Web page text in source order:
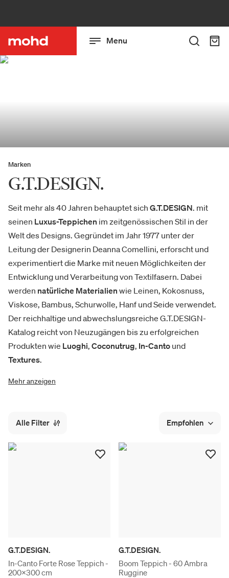
Menu
Marken
G.T.DESIGN.
Seit mehr als 40 Jahren behauptet sich G.T.DESIGN. mit
seinen Luxus-Teppichen im zeitgenössischen Stil in der
Welt des Designs. Gegründet im Jahr 1977 unter der
Leitung der Designerin Deanna Comellini, erforscht und
experimentiert die Marke mit neuen Möglichkeiten der
Entwicklung und Verarbeitung von Textilfasern. Dabei
werden natürliche Materialien wie Leinen, Kokosnuss,
Viskose, Bambus, Schurwolle, Hanf und Seide verwendet.
Der reichhaltige und abwechslungsreiche G.T.DESIGN-
Katalog reicht von Neuzugängen bis zu erfolgreichen
Produkten wie Luoghi, Coconutrug, In-Canto und
Textures.
Mehr anzeigen
Alle Filter Empfohlen
G.T.DESIGN.
In-Canto Forte Rose Teppich -
200x300 cm
G.T.DESIGN.
Boom Teppich - 60 Ambra
Ruggine